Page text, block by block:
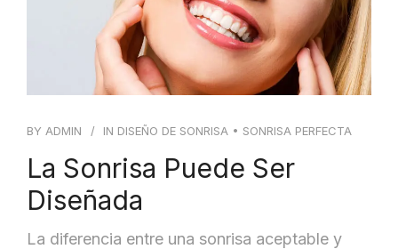
BY ADMIN IN DISEÑO DE SONRISA • SONRISA PERFECTA
La Sonrisa Puede Ser
Diseñada
La diferencia entre una sonrisa aceptable y